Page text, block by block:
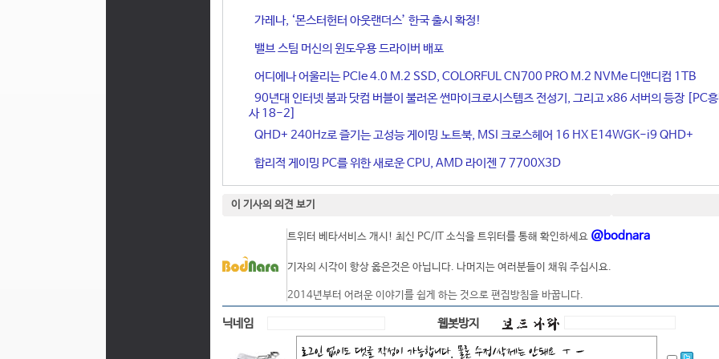
가레나, ‘몬스터헌터 아웃랜더스’ 한국 출시 확정!
밸브 스팀 머신의 윈도우용 드라이버 배포
어디에나 어울리는 PCIe 4.0 M.2 SSD, COLORFUL CN700 PRO M.2 NVMe 디앤디컴 1TB
90년대 인터넷 붐과 닷컴 버블이 불러온 썬마이크로시스템즈 전성기, 그리고 x86 서버의 등장 [PC
사 18-2]
QHD+ 240Hz로 즐기는 고성능 게이밍 노트북, MSI 크로스헤어 16 HX E14WGK-i9 QHD+
합리적 게이밍 PC를 위한 새로운 CPU, AMD 라이젠 7 7700X3D
이 기사의 의견 보기
트위터 베타서비스 개시! 최신 PC/IT 소식을 트위터를 통해 확인하세요 @bodnara
기자의 시각이 항상 옳은것은 아닙니다. 나머지는 여러분들이 채워 주십시요.
2014년부터 어려운 이야기를 쉽게 하는 것으로 편집방침을 바꿉니다.
닉네임 웹봇방지